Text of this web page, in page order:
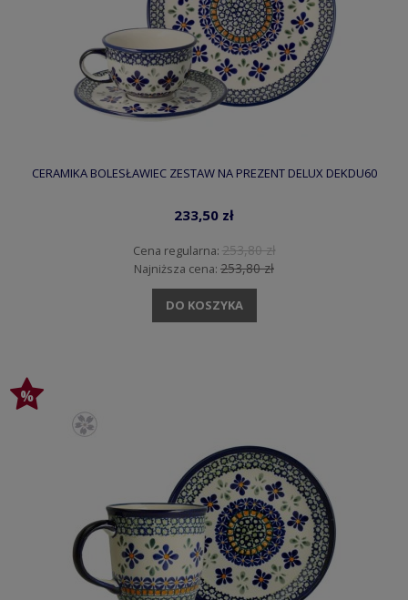
CERAMIKA BOLESŁAWIEC ZESTAW NA PREZENT DELUX DEKDU60
233,50 zł
Cena regularna: 253,80 zł
Najniższa cena: 253,80 zł
DO KOSZYKA